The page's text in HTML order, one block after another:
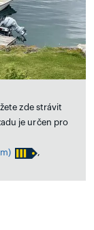
zde strávit
je určen pro
,